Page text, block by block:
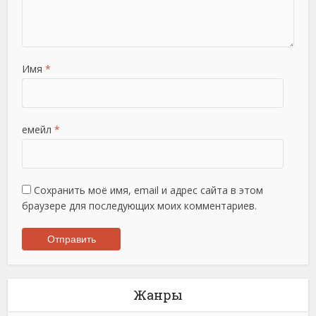
Имя *
емейл *
Сохранить моё имя, email и адрес сайта в этом
браузере для последующих моих комментариев.
Жанры